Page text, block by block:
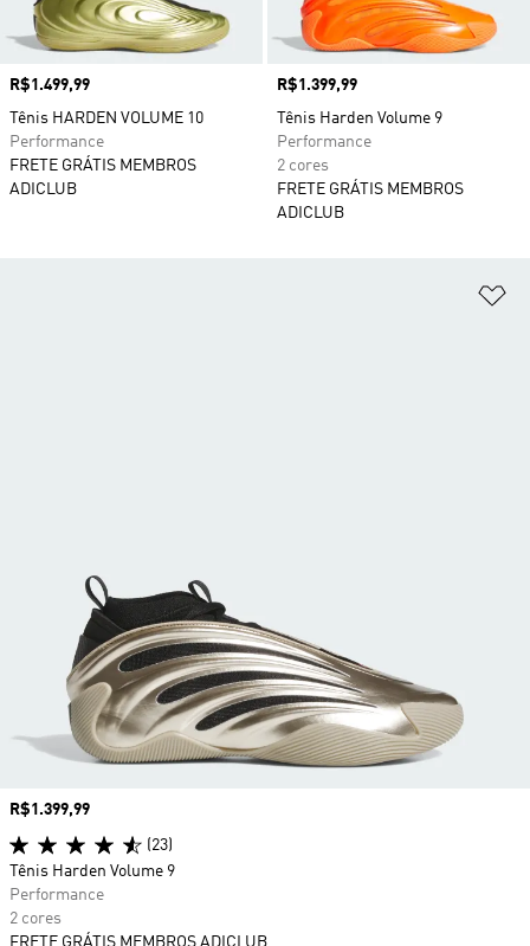
Preço
R$1.499,99
Tênis HARDEN VOLUME 10
Performance
FRETE GRÁTIS MEMBROS
ADICLUB
Preço
R$1.399,99
Tênis Harden Volume 9
Performance
2 cores
FRETE GRÁTIS MEMBROS
ADICLUB
Preço
R$1.399,99
(23)
Tênis Harden Volume 9
Performance
2 cores